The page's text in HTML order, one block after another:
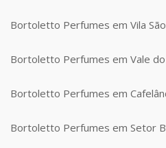
Bortoletto Perfumes em Vila
Bortoletto Perfumes em Vale
Bortoletto Perfumes em
Bortoletto Perfumes em Setor